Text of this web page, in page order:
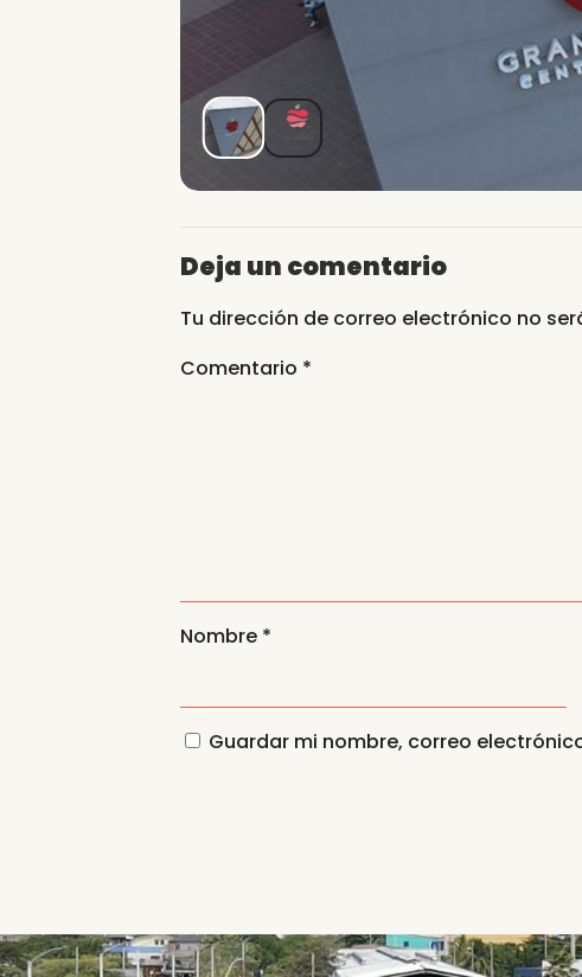
Deja un comentario
Tu dirección de correo electrónico no
Comentario *
Nombre *
Guardar mi nombre, correo